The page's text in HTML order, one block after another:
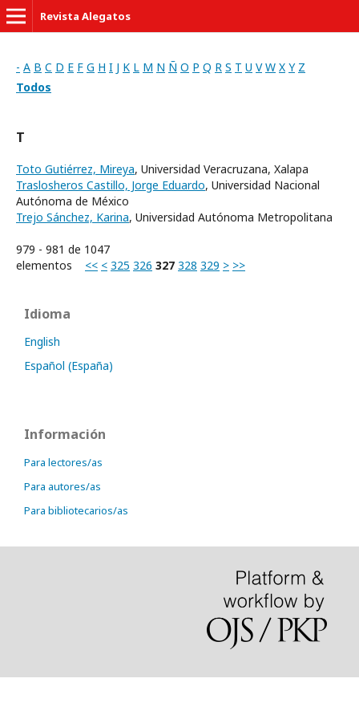
Revista Alegatos
- A B C D E F G H I J K L M N Ñ O P Q R S T U V W X Y Z
Todos
T
Toto Gutiérrez, Mireya, Universidad Veracruzana, Xalapa
Traslosheros Castillo, Jorge Eduardo, Universidad Nacional
Autónoma de México
Trejo Sánchez, Karina, Universidad Autónoma Metropolitana
979 - 981 de 1047
elementos << < 325 326 327 328 329 > >>
Idioma
English
Español (España)
Información
Para lectores/as
Para autores/as
Para bibliotecarios/as